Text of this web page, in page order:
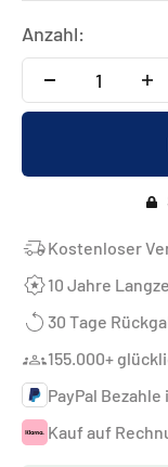
Anzahl:
Kostenloser
10 Jahre
30 Tage
155.000+
PayPal Bezahle
Kauf auf